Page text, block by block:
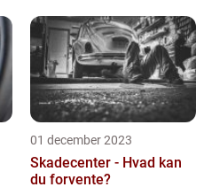
01 december 2023
Skadecenter - Hvad kan
du forvente?